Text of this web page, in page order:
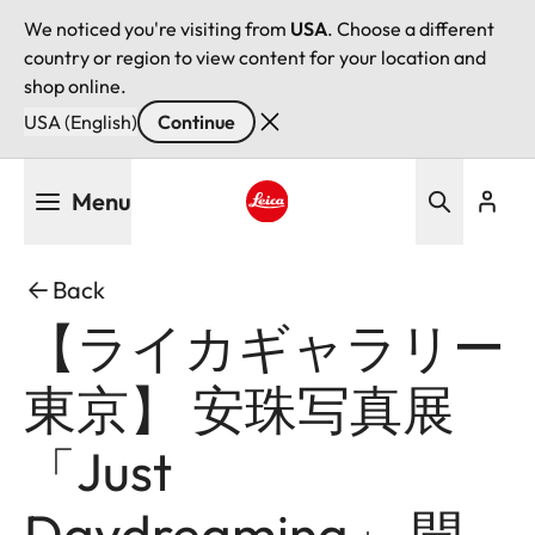
We noticed you're visiting from USA. Choose a different
country or region to view content for your location and
shop online.
USA (English)
Continue
Menu
Back
【ライカギャラリー
東京】 安珠写真展
「Just